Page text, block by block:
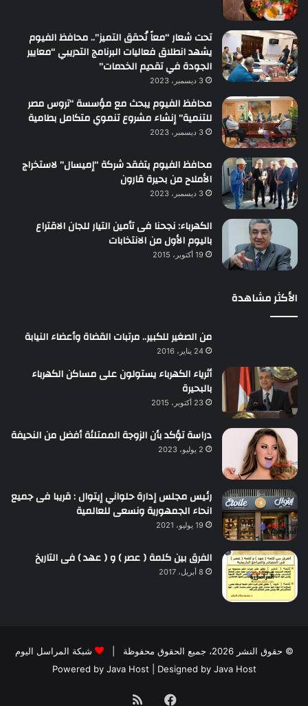
تحت شعار “معاً نُحقق التميز”.. محافظ الفيوم
يشهد انطلاق فعاليات البرنامج التدريبي “معايير
الجودة في تقديم الخدمات”
3 ديسمبر، 2023
محافظ الفيوم يبحث مع مؤسسة “تروس مصر
للتنمية” إنشاء مشروع تنموي متكامل بطامية
3 ديسمبر، 2023
محافظ الفيوم يتفقد شركة “إميسال” لاستخراج
الأملاح من بحيرة قارون
3 ديسمبر، 2023
الكهرباء: نجحنا فى تأمين التيار للجان الاقتراع
باليوم الأول من الانتخابات
19 أكتوبر، 2015
الأكثر مشاهدة
من الصغير للكبير.. مرتبات القضاة وأعضاء النيابة
24 يناير، 2016
أثرياء الكهرباء يستولون على مساكن الكهرباء
بالبحيرة
23 أكتوبر، 2015
دراسة تؤكد بأن الزوجة الممتلئة أفضل من النحيفة
2 يوليو، 2023
رئيس مجلس إدارة حلواني إيتوال : قريبا فى جميع
انحاء الجمهورية ونسعى للعالمية
19 يوليو، 2021
الفرق بين كلمة ( عصر ) و ( عهد ) فى التاريخ
8 أبريل، 2017
© حقوق النشر 2026، جميع الحقوق محفوظة |
شبكة المراسل اليوم
Powered by Java Host | Designed by Java Host
فيسبوكملخص